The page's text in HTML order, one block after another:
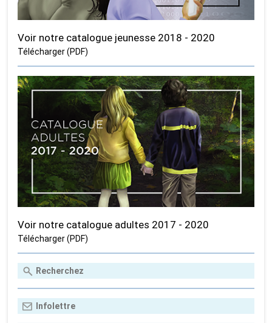
Voir notre catalogue jeunesse 2018 - 2020
Télécharger (PDF)
Voir notre catalogue adultes 2017 - 2020
Télécharger (PDF)